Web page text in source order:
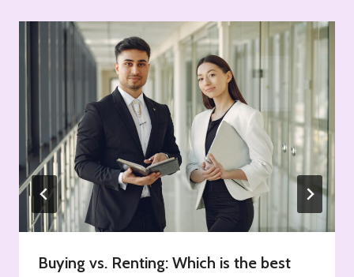
Buying vs. Renting: Which is the best